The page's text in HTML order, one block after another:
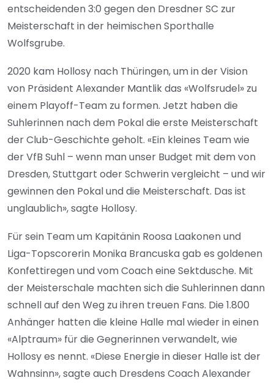
entscheidenden 3:0 gegen den Dresdner SC zur
Meisterschaft in der heimischen Sporthalle
Wolfsgrube.
2020 kam Hollosy nach Thüringen, um in der Vision
von Präsident Alexander Mantlik das «Wolfsrudel» zu
einem Playoff-Team zu formen. Jetzt haben die
Suhlerinnen nach dem Pokal die erste Meisterschaft
der Club-Geschichte geholt. «Ein kleines Team wie
der VfB Suhl – wenn man unser Budget mit dem von
Dresden, Stuttgart oder Schwerin vergleicht – und wir
gewinnen den Pokal und die Meisterschaft. Das ist
unglaublich», sagte Hollosy.
Für sein Team um Kapitänin Roosa Laakonen und
Liga-Topscorerin Monika Brancuska gab es goldenen
Konfettiregen und vom Coach eine Sektdusche. Mit
der Meisterschale machten sich die Suhlerinnen dann
schnell auf den Weg zu ihren treuen Fans. Die 1.800
Anhänger hatten die kleine Halle mal wieder in einen
«Alptraum» für die Gegnerinnen verwandelt, wie
Hollosy es nennt. «Diese Energie in dieser Halle ist der
Wahnsinn», sagte auch Dresdens Coach Alexander